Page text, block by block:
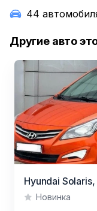
44
Другие авто
Hyundai Solaris,
Новинка